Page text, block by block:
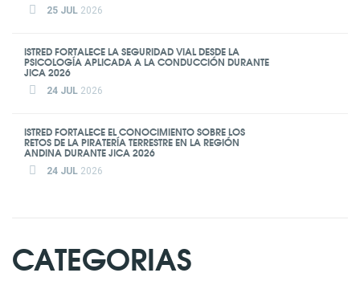
25 JUL 2026
ISTRED FORTALECE LA SEGURIDAD VIAL DESDE LA
PSICOLOGÍA APLICADA A LA CONDUCCIÓN DURANTE
JICA 2026
24 JUL 2026
ISTRED FORTALECE EL CONOCIMIENTO SOBRE LOS
RETOS DE LA PIRATERÍA TERRESTRE EN LA REGIÓN
ANDINA DURANTE JICA 2026
24 JUL 2026
CATEGORIAS